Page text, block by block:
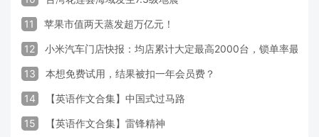
11 苹果市值两天蒸发超万亿元！
12 小米汽车门店快报：均店累计大定最高2000台，锁单率最高
13 本想免费试用，结果被扣一年会员费？
14 【英语作文合集】中国式过马路
15 【英语作文合集】雷锋精神